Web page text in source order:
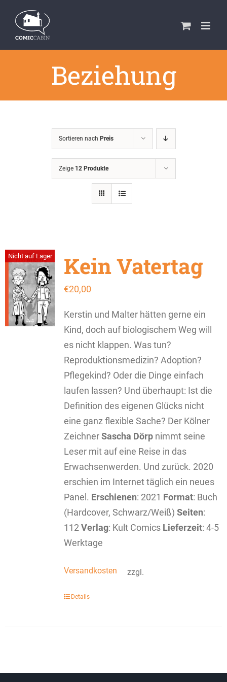
Inhalt
springen
Beziehung
Sortieren nach Preis
Zeige 12 Produkte
Nicht auf Lager Kein Vatertag
€20,00
Kerstin und Malter hätten gerne ein
Kind, doch auf biologischem Weg will
es nicht klappen. Was tun?
Reproduktionsmedizin? Adoption?
Pflegekind? Oder die Dinge einfach
laufen lassen? Und überhaupt: Ist die
Definition des eigenen Glücks nicht
eine ganz flexible Sache? Der Kölner
ZeichnerSascha Dörpnimmt seine
Leser mit auf eine Reise in das
Erwachsenwerden. Und zurück. 2020
erschien im Internet täglich ein neues
Panel. Erschienen: 2021 Format: Buch
(Hardcover, Schwarz/Weiß) Seiten:
112 Verlag: Kult Comics Lieferzeit: 4-5
Werktage
zzgl.
Versandkosten
Details